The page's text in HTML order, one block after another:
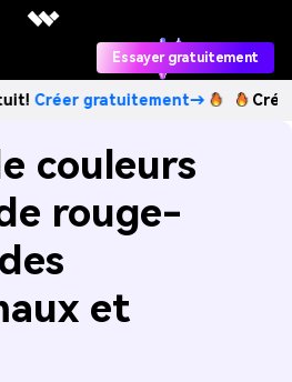
Essayer gratuitement
gratuitement→ Créez des
couleurs
rouge-
et